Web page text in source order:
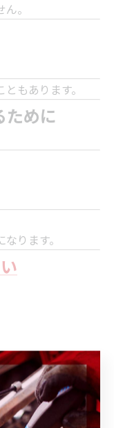
。
もあります。
ために
ります。